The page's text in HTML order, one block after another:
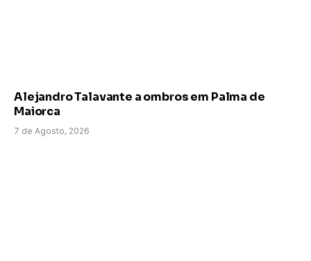
Alejandro Talavante a ombros em Palma de
Maiorca
7 de Agosto, 2026